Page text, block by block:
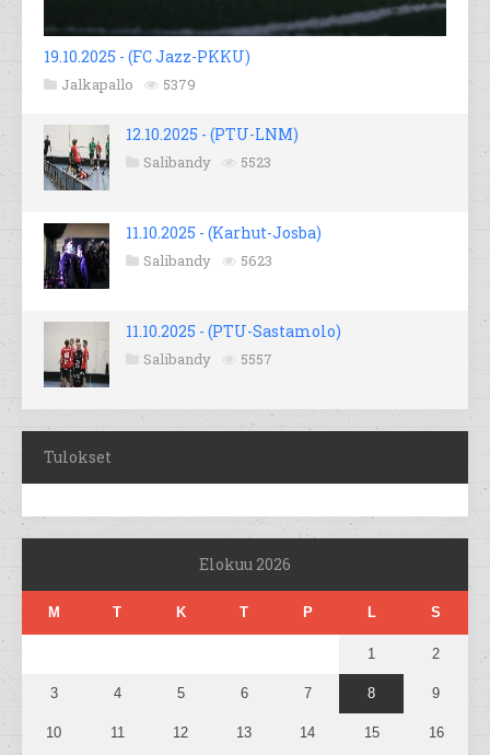
19.10.2025 - (FC Jazz-PKKU)
Jalkapallo 5379
12.10.2025 - (PTU-LNM)
Salibandy 5523
11.10.2025 - (Karhut-Josba)
Salibandy 5623
11.10.2025 - (PTU-Sastamolo)
Salibandy 5557
Tulokset
Elokuu 2026
M T K T P L S
1 2
3 4 5 6 7 8 9
10 11 12 13 14 15 16